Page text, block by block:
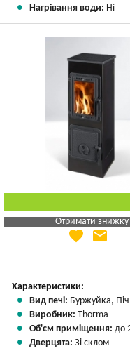
Нагрівання води: Ні
Отримати знижку
Яка Ваша ціна
favorite email
Характеристики:
Вид печі: Буржуйка,
Виробник: Thorma
Об'єм приміщення: до
Дверцята: Зі склом